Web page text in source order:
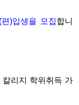
)입생을 모집합니
리지 학위취득 가